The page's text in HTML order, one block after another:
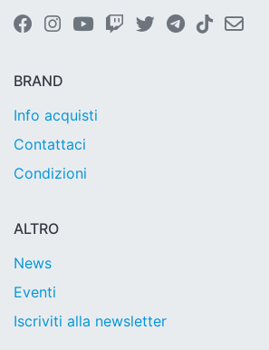
BRAND
Info acquisti
Contattaci
Condizioni
ALTRO
News
Eventi
Iscriviti alla newsletter